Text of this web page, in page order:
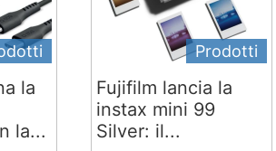
la
la...
Prodotti
Fujifilm lancia la
instax mini 99
Silver: il...